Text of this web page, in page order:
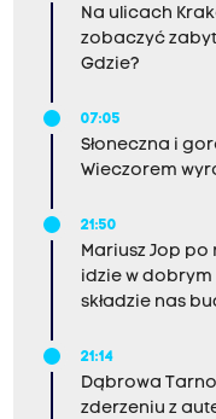
Na ulicach
zobaczyć
Gdzie?
07:05
Słoneczna i
Wieczorem
21:50
Mariusz Jop po
idzie w
składzie nas
21:14
Dąbrowa
zderzeniu z